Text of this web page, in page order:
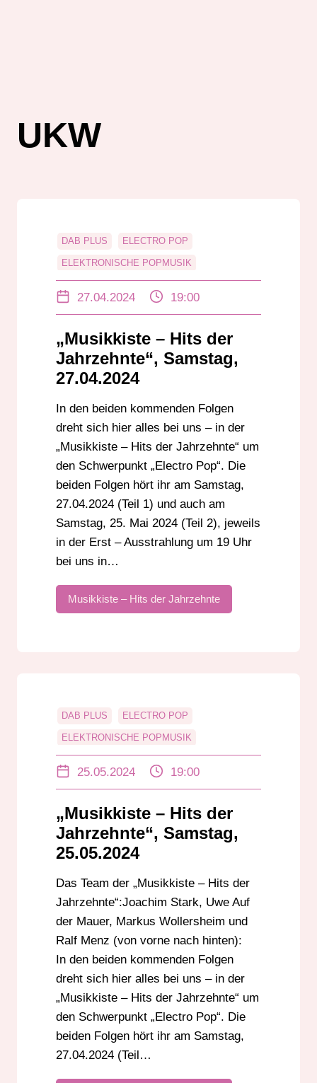
UKW
DAB PLUS ELECTRO POP
ELEKTRONISCHE POPMUSIK
RADIO DARMSTADT
27.04.2024 19:00
„Musikkiste – Hits der
Jahrzehnte“, Samstag,
27.04.2024
In den beiden kommenden Folgen
dreht sich hier alles bei uns – in der
„Musikkiste – Hits der Jahrzehnte“ um
den Schwerpunkt „Electro Pop“. Die
beiden Folgen hört ihr am Samstag,
27.04.2024 (Teil 1) und auch am
Samstag, 25. Mai 2024 (Teil 2), jeweils
in der Erst – Ausstrahlung um 19 Uhr
bei uns in…
Musikkiste – Hits der Jahrzehnte
DAB PLUS ELECTRO POP
ELEKTRONISCHE POPMUSIK
RADIO DARMSTADT
25.05.2024 19:00
„Musikkiste – Hits der
Jahrzehnte“, Samstag,
25.05.2024
Das Team der „Musikkiste – Hits der
Jahrzehnte“:Joachim Stark, Uwe Auf
der Mauer, Markus Wollersheim und
Ralf Menz (von vorne nach hinten):
In den beiden kommenden Folgen
dreht sich hier alles bei uns – in der
„Musikkiste – Hits der Jahrzehnte“ um
den Schwerpunkt „Electro Pop“. Die
beiden Folgen hört ihr am Samstag,
27.04.2024 (Teil…